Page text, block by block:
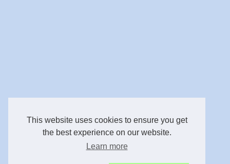
This website uses cookies to ensure you get
the best experience on our website.
Learn more